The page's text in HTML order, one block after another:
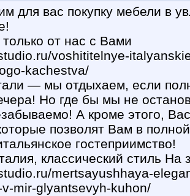
для вас покупку мебели в
от нас с Вами
voshititelnye-
kachestva/
— мы отдыхаем, если
Но где бы мы не
А кроме этого,
позволят Вам в
гостеприимство!
классический стиль На
mertsayushhaya-
mir-glyantsevyh-kuhon/